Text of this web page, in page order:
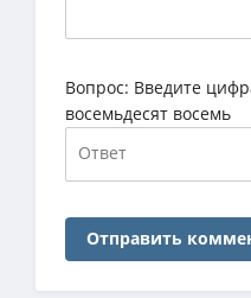
Вопрос: Введите
восемьдесят восемь
Отправить